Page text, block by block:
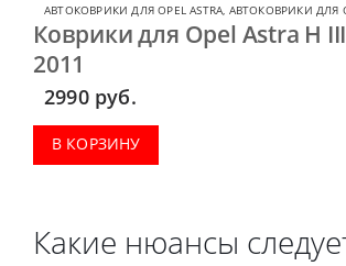
АВТОКОВРИКИ ДЛЯ OPEL ASTRA, АВТОКОВРИКИ ДЛЯ
Коврики для Opel Astra H
2011
2990 руб.
В КОРЗИНУ
Какие нюансы